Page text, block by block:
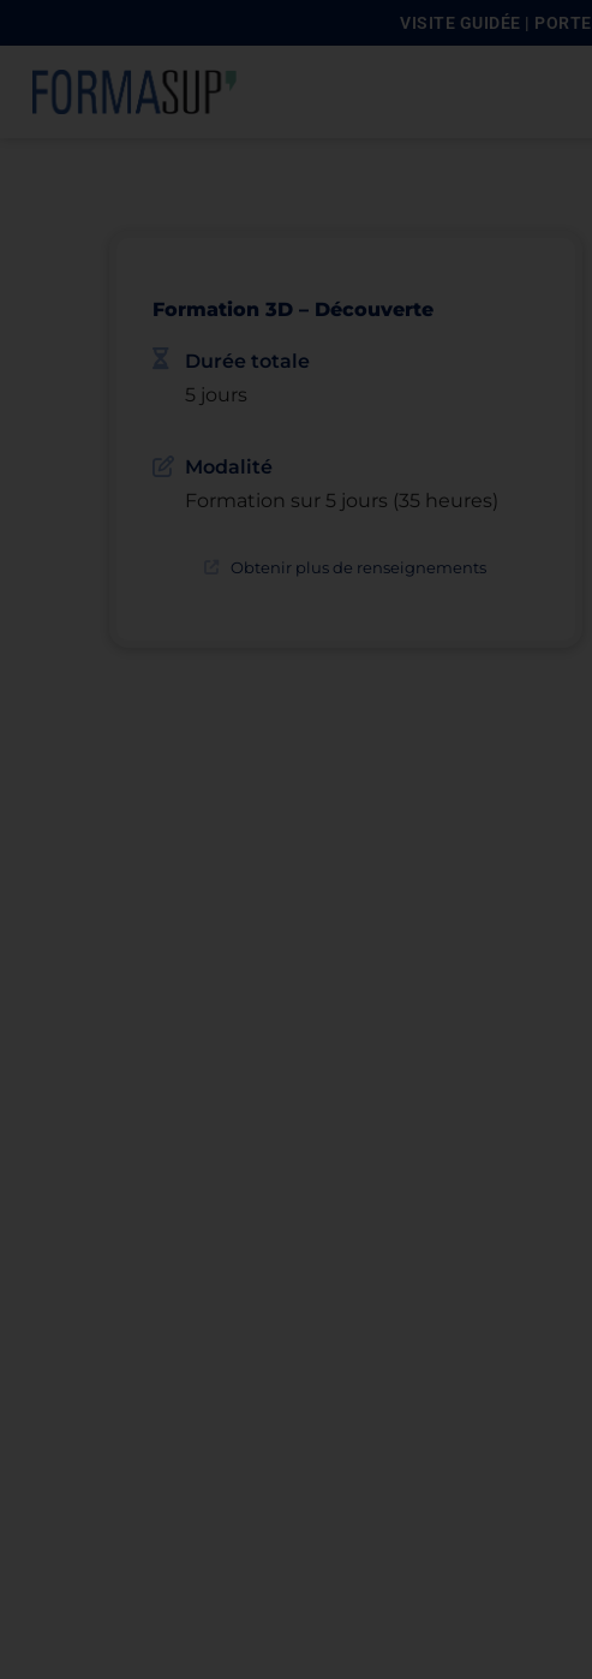
VISITE GUIDÉE |
Formation 3D – Découverte
Durée totale
5 jours
Modalité
Formation sur 5 jours (35 heures)
Obtenir plus de renseignements